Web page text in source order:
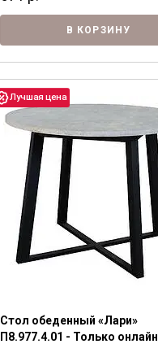
В КОРЗИНУ
Стол обеденный «Лари»
П8.977.4.01 - Только онлайн